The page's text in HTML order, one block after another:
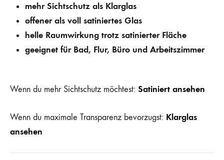
mehr Sichtschutz als Klarglas
offener als voll satiniertes Glas
helle Raumwirkung trotz satinierter Fläche
geeignet für Bad, Flur, Büro und Arbeitszimmer
Wenn du mehr Sichtschutz möchtest: Satiniert ansehen
Wenn du maximale Transparenz bevorzugst: Klarglas
ansehen